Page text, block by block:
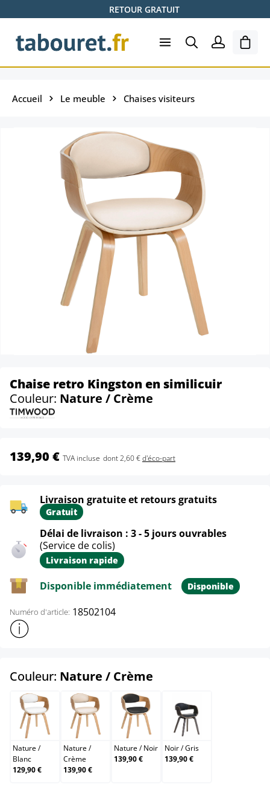
Passer au contenu principalRETOUR GRATUIT
Le
Accueil Le meuble Chaises visiteurs
Chaise retro Kingston en similicuir
Couleur: Nature / Crème
139,90 € TVA incluse dont 2,60 €d'éco-part
Livraison gratuite et retours gratuits
Gratuit
Délai de livraison : 3 - 5 jours ouvrables
(Service de colis)
Livraison rapide
Disponible immédiatement Disponible
Numéro d'article: 18502104
Afficher plus d'informations sur le produit
Couleur: Nature / Crème
Nature / Blanc
Nature/
Blanc
129,90 €
Nature / Crème
Nature/
Crème
139,90 €
Nature / Noir
Nature/Noir
139,90 €
Noir / Gris
Noir/Gris
139,90 €